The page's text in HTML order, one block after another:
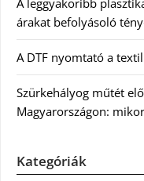
A leggyakoribb
árakat befolyásoló
A DTF nyomtató a
Szürkehályog műtét
Magyarországon:
Kategóriák